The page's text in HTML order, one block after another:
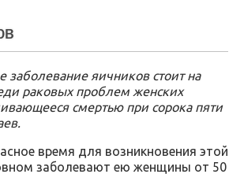
заболевание яичников стоит на
раковых проблем женских
смертью при сорока пяти
время для возникновения этой
заболевают ею женщины от 50